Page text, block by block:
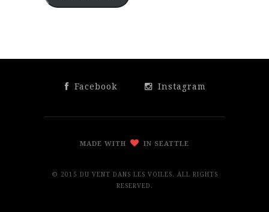
Facebook Instagram
MADE WITH IN SEATTLE
© 2015 DU VENT DANS LES VOILES. ALL RIGHTS
RESERVED.